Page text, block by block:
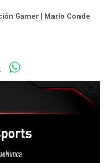
Gamer | Mario Conde